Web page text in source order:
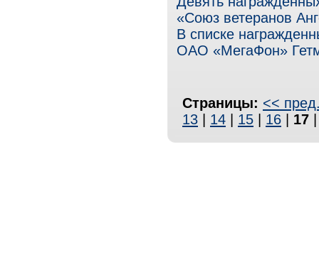
«Союз ветеранов
В списке
ОАО «МегаФон»
Страницы: <<
13
14 15 16 17